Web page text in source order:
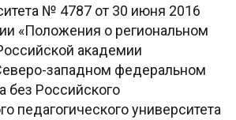
№ 4787 от 30 июня 2016
«Положения о региональном
академии
западном федеральном
без Российского
педагогического университета